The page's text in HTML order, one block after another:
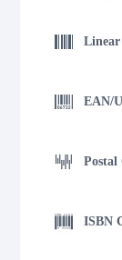
Linear
EAN/
Postal
ISBN